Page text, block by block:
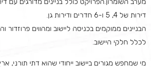
מערב השומרון.הפרויקט כולל בניינים מדורגים עם
דירות של 4, 5 ו-6 חדרים ודירות גן.
הבניינים ממוקמים בכניסה ליישוב ומהווים פרוזדור
לכלל חלקי היישוב.
מי שמחפש מגורים ביישוב ייחודי שהוא דתי תורני,